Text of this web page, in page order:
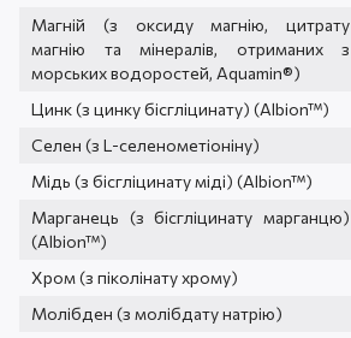
Магній (з оксиду магнію, цитрату
магнію та мінералів, отриманих з
морських водоростей, Aquamin®)
Цинк (з цинку бісгліцинату) (Albion™)
Селен (з L-селенометіоніну)
Мідь (з бісгліцинату міді) (Albion™)
Марганець (з бісгліцинату марганцю)
(Albion™)
Хром (з піколінату хрому)
Молібден (з молібдату натрію)